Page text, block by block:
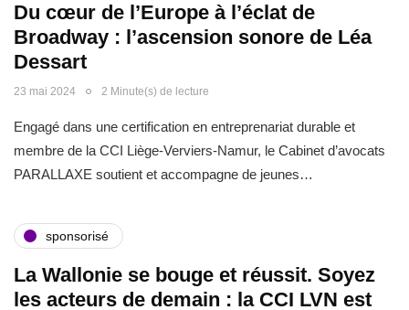
Du cœur de l’Europe à l’éclat de
Broadway : l’ascension sonore de Léa
Dessart
23 mai 2024 2 Minute(s) de lecture
Engagé dans une certification en entreprenariat durable et
membre de la CCI Liège-Verviers-Namur, le Cabinet d’avocats
PARALLAXE soutient et accompagne de jeunes…
sponsorisé
La Wallonie se bouge et réussit. Soyez
les acteurs de demain : la CCI LVN est